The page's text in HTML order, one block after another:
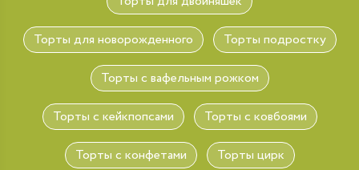
Торты для новорожденного Торты подростку
Торты с вафельным рожком
Торты с кейкпопсами Торты с ковбоями
Торты с конфетами Торты цирк